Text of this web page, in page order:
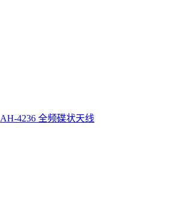
AH-4236 全频碟状天线